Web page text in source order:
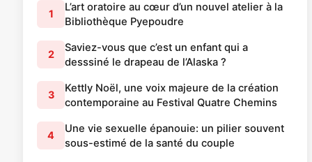
1
L’art oratoire au cœur d’un nouvel atelier à la
Bibliothèque Pyepoudre
2
Saviez-vous que c’est un enfant qui a
desssiné le drapeau de l’Alaska ?
3
Kettly Noël, une voix majeure de la création
contemporaine au Festival Quatre Chemins
4
Une vie sexuelle épanouie: un pilier souvent
sous-estimé de la santé du couple